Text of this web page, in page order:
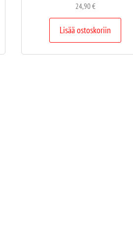
24,90€
Lisää ostoskoriin